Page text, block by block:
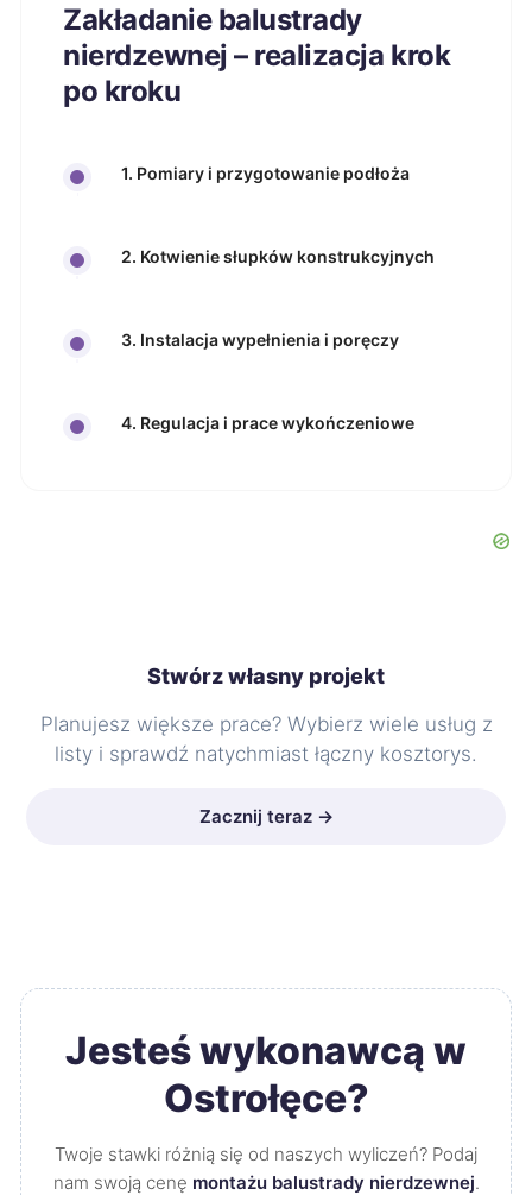
Zakładanie balustrady
nierdzewnej – realizacja krok
po kroku
1. Pomiary i przygotowanie podłoża
2. Kotwienie słupków konstrukcyjnych
3. Instalacja wypełnienia i poręczy
4. Regulacja i prace wykończeniowe
Stwórz własny projekt
Planujesz większe prace? Wybierz wiele usług z
listy i sprawdź natychmiast łączny kosztorys.
Zacznij teraz →
Jesteś wykonawcą w
Ostrołęce?
Twoje stawki różnią się od naszych wyliczeń? Podaj
nam swoją cenę montażu balustrady nierdzewnej.